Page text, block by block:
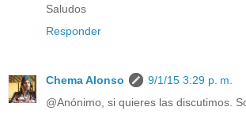
Saludos
Responder
Chema Alonso
9/1/15 3:29 p. m.
@Anónimo, si quieres las discutimos.